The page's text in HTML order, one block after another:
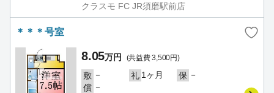
クラスモ FC JR須磨駅前店
＊＊＊号室
8.05万円 (共益費 3,500円)
敷 － 礼 1ヶ月 保 －
償 －